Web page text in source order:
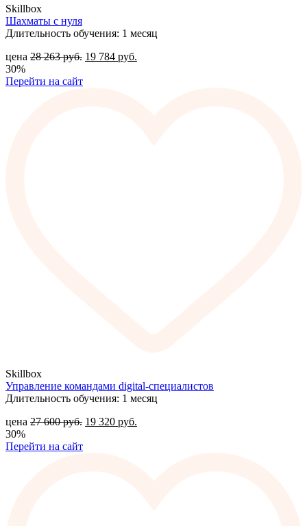
Skillbox
Шахматы с нуля
Длительность обучения: 1 месяц
цена 28 263руб. 19 784 руб.
30%
Перейти на сайт
Skillbox
Управление командами digital-специалистов
Длительность обучения: 1 месяц
цена 27 600руб. 19 320 руб.
30%
Перейти на сайт